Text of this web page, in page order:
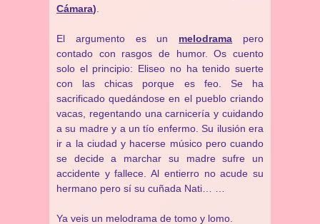
Cámara)
El argumento es un melodrama pero
contado con rasgos de humor. Os cuento
solo el principio: Eliseo no ha tenido suerte
con las chicas porque es feo. Se ha
sacrificado quedándose en el pueblo criando
vacas, regentando una carnicería y cuidando
a su madre y a un tío enfermo. Su ilusión era
ir a la ciudad y hacerse músico pero cuando
se decide a marchar su madre sufre un
accidente y fallece. Al entierro no acude su
hermano pero sí su cuñada Nati… …
Ya veis un melodrama de tomo y lomo.